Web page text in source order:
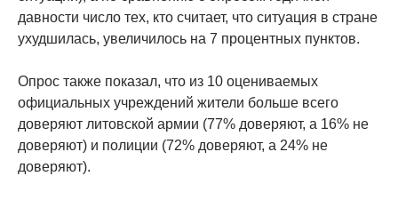
давности число тех, кто считает, что ситуация в стране
ухудшилась, увеличилось на 7 процентных пунктов.
Опрос также показал, что из 10 оцениваемых
официальных учреждений жители больше всего
доверяют литовской армии (77% доверяют, а 16% не
доверяют) и полиции (72% доверяют, а 24% не
доверяют).